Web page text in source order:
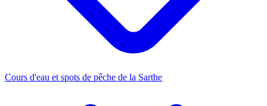
Cours d'eau et spots de pêche de la Sarthe